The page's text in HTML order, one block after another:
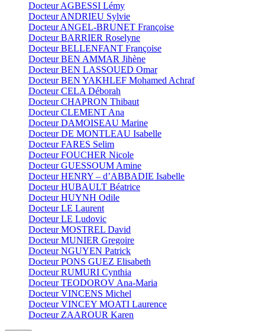
Docteur AGBESSI Lémy
Docteur ANDRIEU Sylvie
Docteur ANGEL-BRUNET Françoise
Docteur BARRIER Roselyne
Docteur BELLENFANT Françoise
Docteur BEN AMMAR Jihène
Docteur BEN LASSOUED Omar
Docteur BEN YAKHLEF Mohamed Achraf
Docteur CELA Déborah
Docteur CHAPRON Thibaut
Docteur CLEMENT Ana
Docteur DAMOISEAU Marine
Docteur DE MONTLEAU Isabelle
Docteur FARES Selim
Docteur FOUCHER Nicole
Docteur GUESSOUM Amine
Docteur HENRY – d’ABBADIE Isabelle
Docteur HUBAULT Béatrice
Docteur HUYNH Odile
Docteur LE Laurent
Docteur LE Ludovic
Docteur MOSTREL David
Docteur MUNIER Gregoire
Docteur NGUYEN Patrick
Docteur PONS GUEZ Elisabeth
Docteur RUMURI Cynthia
Docteur TEODOROV Ana-Maria
Docteur VINCENS Michel
Docteur VINCEY MOATI Laurence
Docteur ZAAROUR Karen